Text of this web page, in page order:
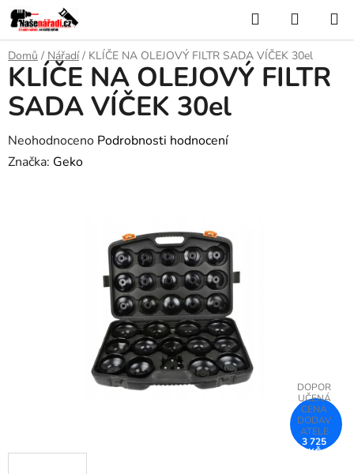
Přejít
na
obsah
Hledat
KOŠÍK
Domů / Nářadí / KLÍČE NA OLEJOVÝ FILTR SADA VÍČEK 30el
KLÍČE NA OLEJOVÝ FILTR
SADA VÍČEK 30el
Průměrné
hodnocení
Neohodnoceno Podrobnosti hodnocení
Značka: Geko
3 725
KČ